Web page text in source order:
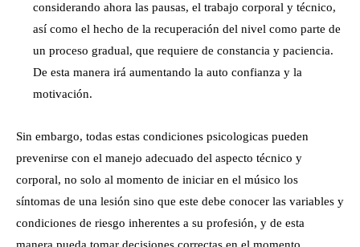
considerando ahora las pausas, el trabajo corporal y técnico,
así como el hecho de la recuperación del nivel como parte de
un proceso gradual, que requiere de constancia y paciencia.
De esta manera irá aumentando la auto confianza y la
motivación.
Sin embargo, todas estas condiciones psicologicas pueden
prevenirse con el manejo adecuado del aspecto técnico y
corporal, no solo al momento de iniciar en el músico los
síntomas de una lesión sino que este debe conocer las variables y
condiciones de riesgo inherentes a su profesión, y de esta